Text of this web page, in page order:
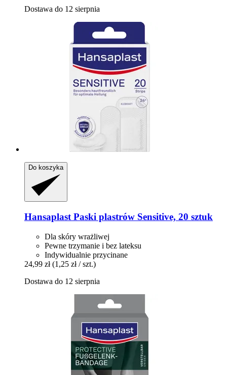
Dostawa do 12 sierpnia
Do koszyka
Hansaplast Paski plastrów Sensitive, 20 sztuk
Dla skóry wrażliwej
Pewne trzymanie i bez lateksu
Indywidualnie przycinane
24,99 zł (1,25 zł / szt.)
Dostawa do 12 sierpnia